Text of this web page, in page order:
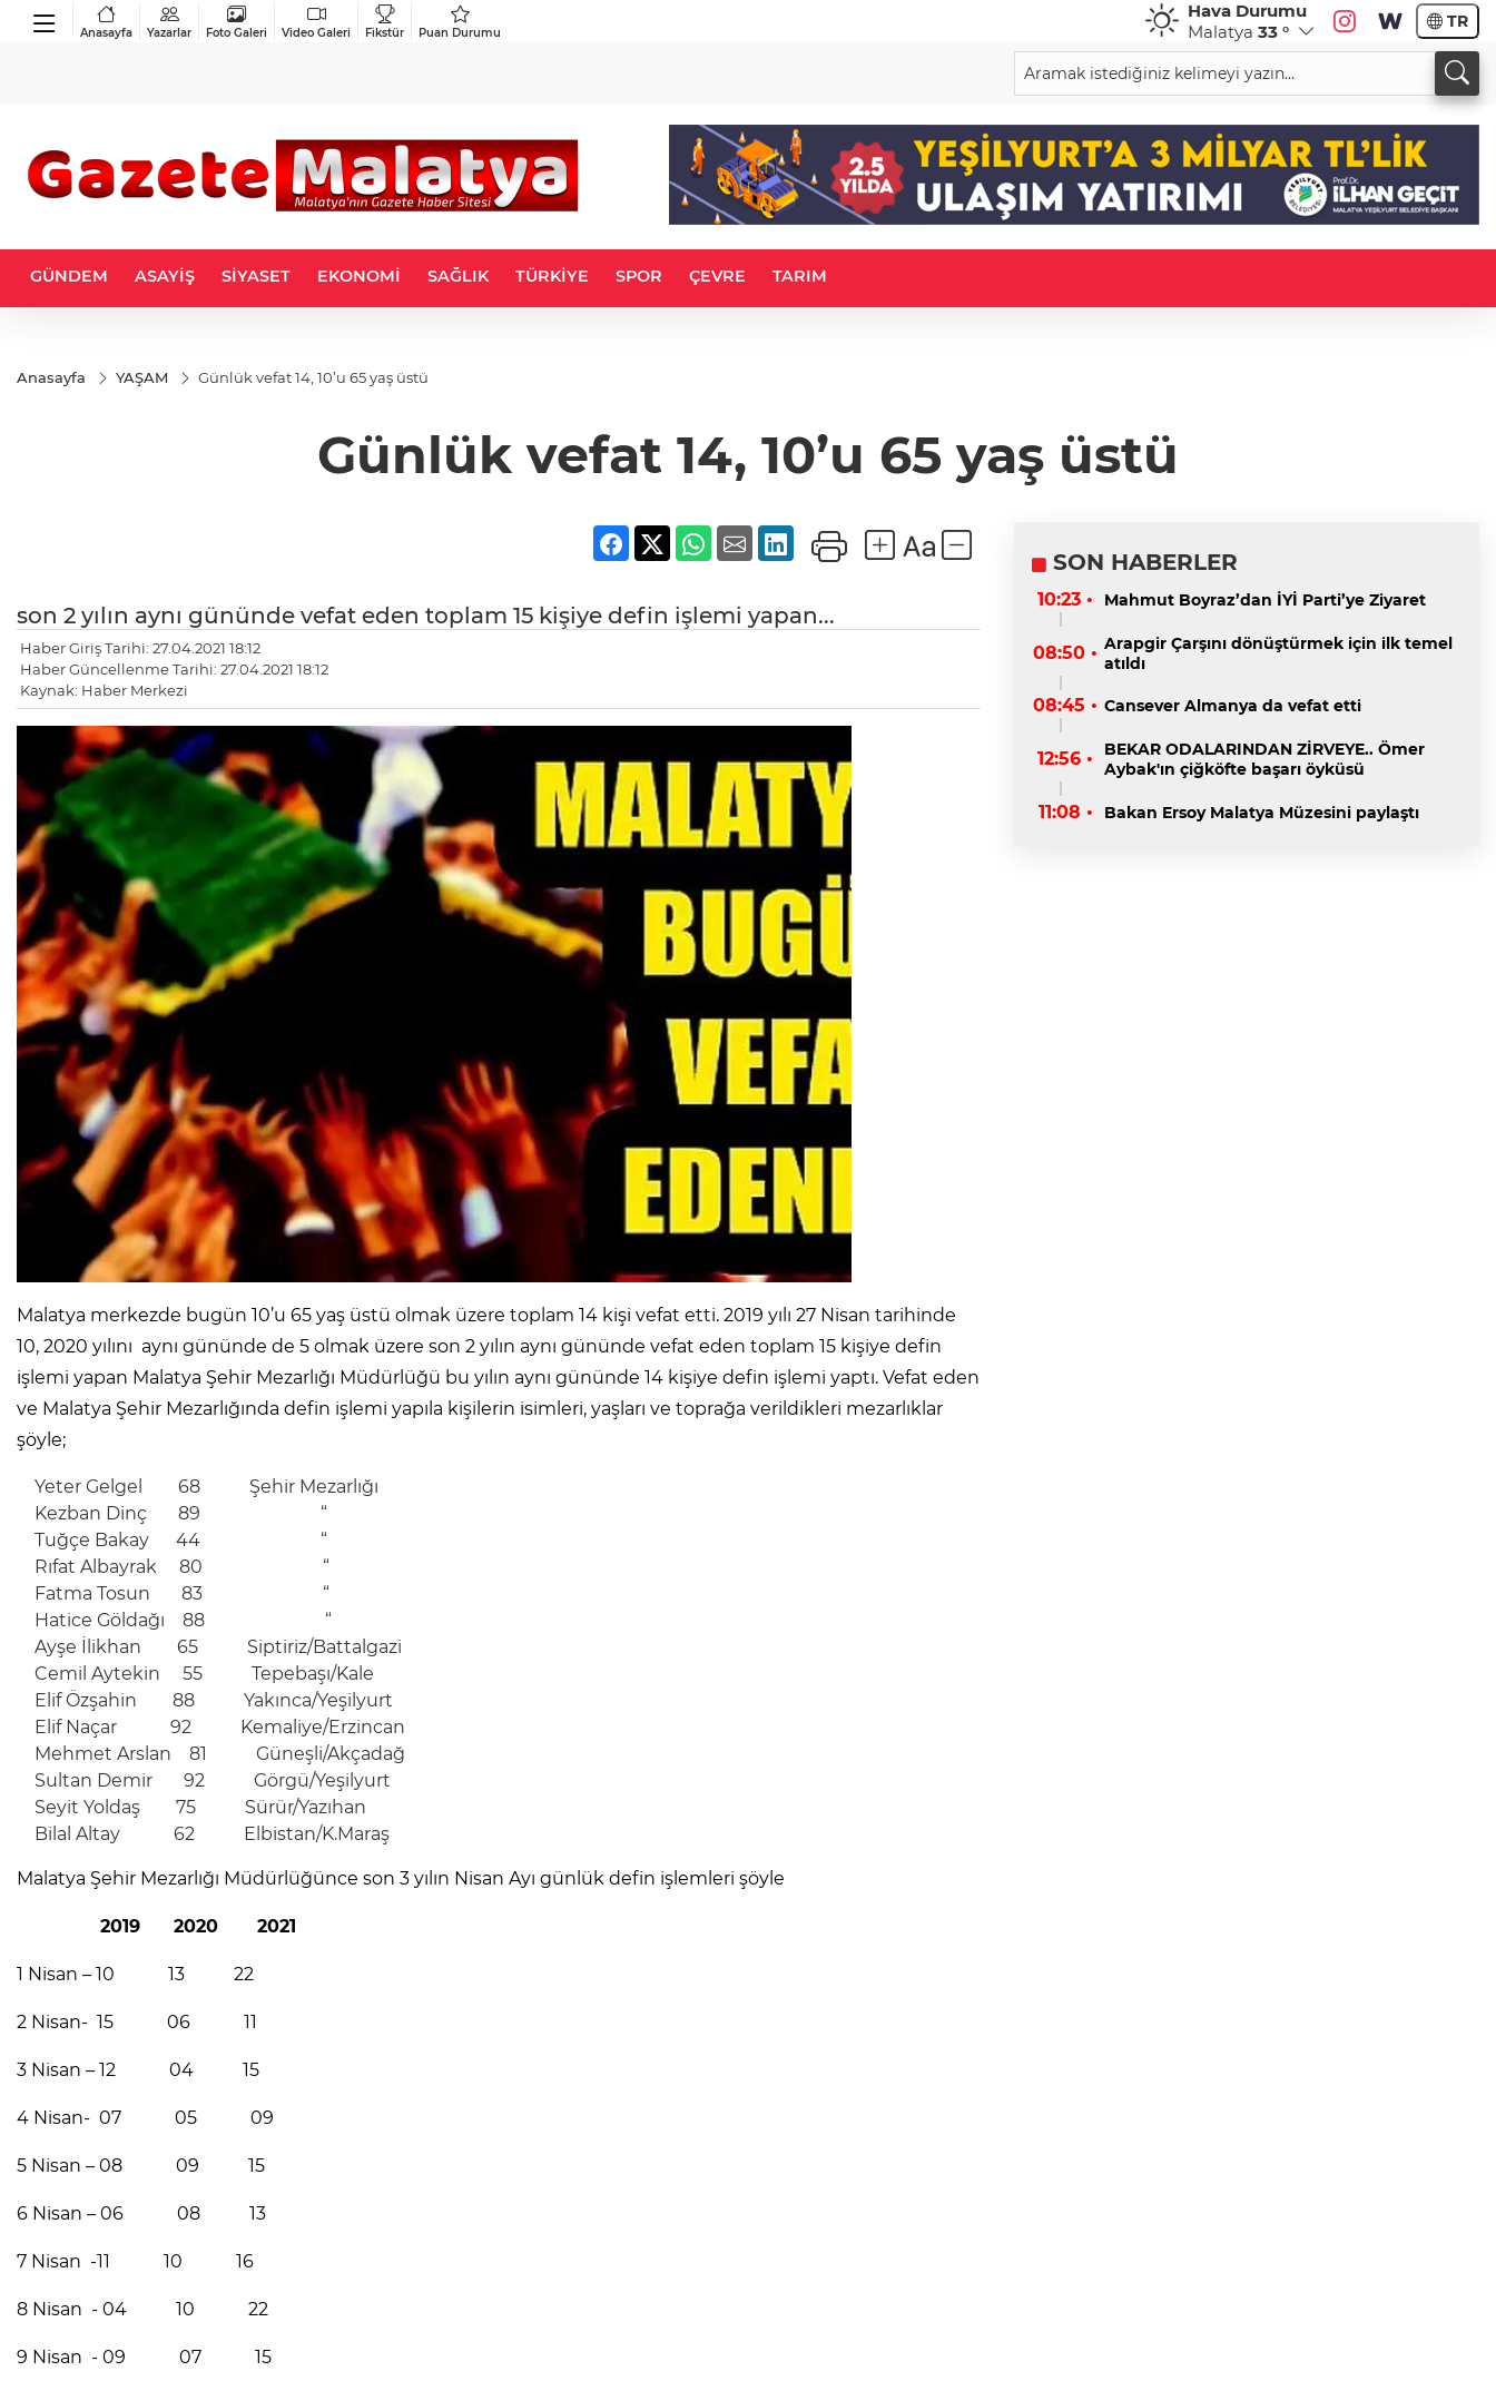
Anasayfa Yazarlar Foto Galeri Video Galeri Fikstür Puan Durumu
Hava Durumu
Malatya 33 ° TR
GÜNDEM ASAYİŞ SİYASET EKONOMİ SAĞLIK TÜRKİYE SPOR ÇEVRE TARIM
Anasayfa YAŞAM Günlük vefat 14, 10’u 65 yaş üstü
Günlük vefat 14, 10’u 65 yaş üstü
son 2 yılın aynı gününde vefat eden toplam 15 kişiye defin işlemi yapan...
Haber Giriş Tarihi: 27.04.2021 18:12
Haber Güncellenme Tarihi: 27.04.2021 18:12
Kaynak: Haber Merkezi
Malatya merkezde bugün 10’u 65 yaş üstü olmak üzere toplam 14 kişi vefat etti. 2019 yılı 27 Nisan tarihinde
10, 2020 yılını aynı gününde de 5 olmak üzere son 2 yılın aynı gününde vefat eden toplam 15 kişiye defin
işlemi yapan Malatya Şehir Mezarlığı Müdürlüğü bu yılın aynı gününde 14 kişiye defin işlemi yaptı. Vefat eden
ve Malatya Şehir Mezarlığında defin işlemi yapıla kişilerin isimleri, yaşları ve toprağa verildikleri mezarlıklar
şöyle;
Yeter Gelgel 68 Şehir Mezarlığı
Kezban Dinç 89 “
Tuğçe Bakay 44 “
Rıfat Albayrak 80 “
Fatma Tosun 83 “
Hatice Göldağı 88 “
Ayşe İlikhan 65 Siptiriz/Battalgazi
Cemil Aytekin 55 Tepebaşı/Kale
Elif Özşahin 88 Yakınca/Yeşilyurt
Elif Naçar 92 Kemaliye/Erzincan
Mehmet Arslan 81 Güneşli/Akçadağ
Sultan Demir 92 Görgü/Yeşilyurt
Seyit Yoldaş 75 Sürür/Yazıhan
Bilal Altay 62 Elbistan/K.Maraş
Malatya Şehir Mezarlığı Müdürlüğünce son 3 yılın Nisan Ayı günlük defin işlemleri şöyle
2019 2020 2021
1 Nisan – 10 13 22
2 Nisan- 15 06 11
3 Nisan – 12 04 15
4 Nisan- 07 05 09
5 Nisan – 08 09 15
6 Nisan – 06 08 13
7 Nisan -11 10 16
8 Nisan - 04 10 22
9 Nisan - 09 07 15
SON HABERLER
10:23 • Mahmut Boyraz’dan İYİ Parti’ye Ziyaret
08:50 • Arapgir Çarşını dönüştürmek için ilk temel
atıldı
08:45 • Cansever Almanya da vefat etti
12:56 •
BEKAR ODALARINDAN ZİRVEYE.. Ömer
Aybak'ın çiğköfte başarı öyküsü
11:08 • Bakan Ersoy Malatya Müzesini paylaştı